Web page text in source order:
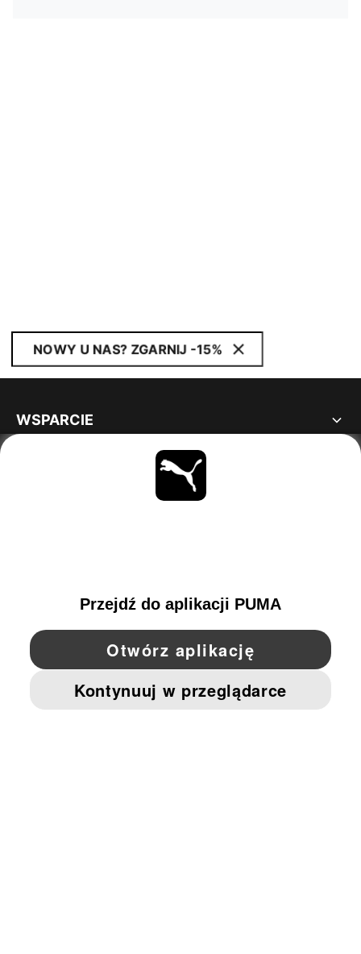
NOWY U NAS? ZGARNIJ -15%
WSPARCIE
YouTube Twitter Pinterest Instagram
NADRUK FIRMOWY I DANE PRAWNE